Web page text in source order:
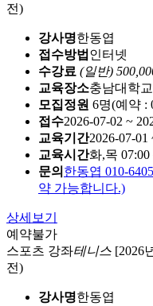
전)
강사명한동엽
접수방법 인터넷
수강료 (일반)
교육장소충남대학
모집정원 6명(예약 :
접수2026-07-02 ~
교육기간2026-07-01
교육시간화,목 07:00
문의 한동엽 010-
약 가능합니다.)
상세보기
예약불가
스포츠 강좌테니스 [2026
전)
강사명한동엽